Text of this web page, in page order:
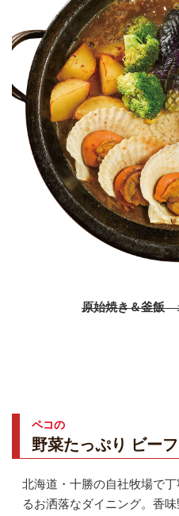
原始焼き＆釜飯エ
ペコの
野菜たっぷり ビー
北海道・十勝の自社牧場で
るお洒落なダイニング。香